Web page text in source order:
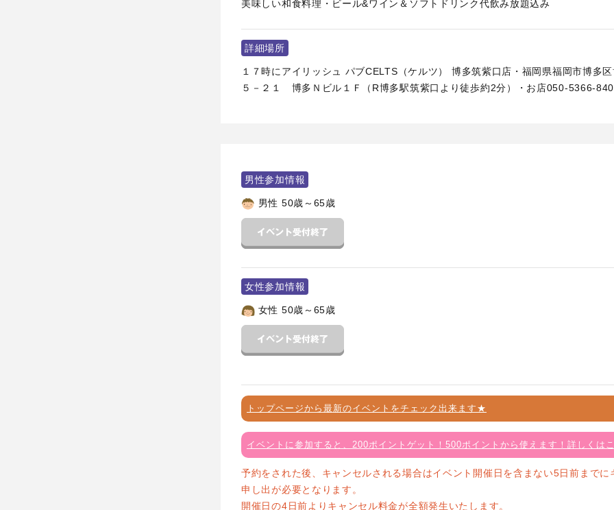
美味しい和食料理・ビール&ワイン＆ソフトドリンク代飲み放題込み
詳細場所
１７時にアイリッシュ パブCELTS（ケルツ） 博多筑紫口店・福岡県福岡市博多
５－２１ 博多Ｎビル１Ｆ（R博多駅筑紫口より徒歩約2分）・お店050-5366-
男性参加情報
男性 50歳～65歳
女性参加情報
女性 50歳～65歳
トップページから最新のイベントをチェック出来ます★
イベントに参加すると、200ポイントゲット！500ポイントから使えます！詳しくは
予約をされた後、キャンセルされる場合はイベント開催日を含まない5日前までに
申し出が必要となります。
開催日の4日前よりキャンセル料金が全額発生いたします。